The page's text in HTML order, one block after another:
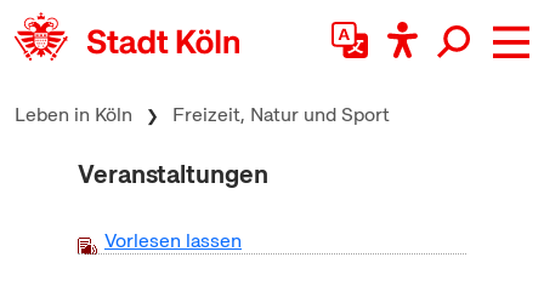
zum Inhalt springen
Leben in Köln Freizeit, Natur und Sport
Veranstaltungen
Vorlesen lassen